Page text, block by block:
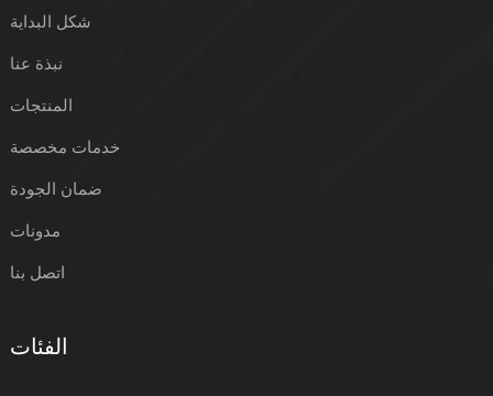
شكل البداية
نبذة عنا
المنتجات
خدمات مخصصة
ضمان الجودة
مدونات
اتصل بنا
الفئات